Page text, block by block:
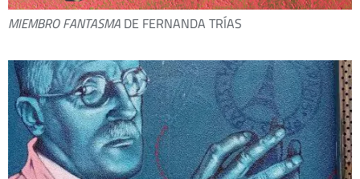
MIEMBRO FANTASMA DE FERNANDA TRÍAS